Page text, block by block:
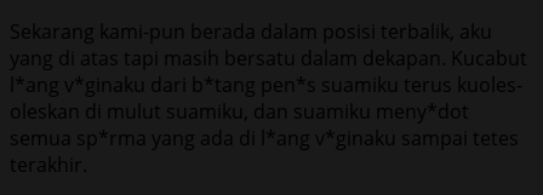
Sekarang kami-pun berada dalam posisi terbalik, aku
yang di atas tapi masih bersatu dalam dekapan. Kucabut
l*ang v*ginaku dari b*tang pen*s suamiku terus kuoles-
oleskan di mulut suamiku, dan suamiku meny*dot
semua sp*rma yang ada di l*ang v*ginaku sampai tetes
terakhir.